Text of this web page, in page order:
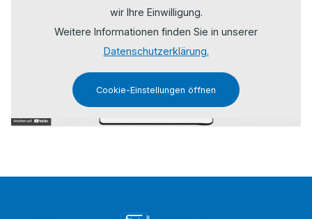
wir Ihre Einwilligung.
Weitere Informationen finden Sie in unserer
Datenschutzerklärung.
Cookie-Einstellungen öffnen